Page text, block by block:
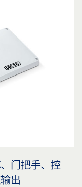
门把手、控
出